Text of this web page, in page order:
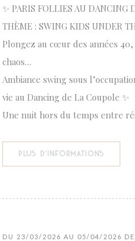
✨ PARIS FOLLIES AU DANCING
THÈME : SWING KIDS UNDER
Plongez au cœur des années
chaos…
Ambiance swing sous
vie au Dancing de La Coupole ✨
Une nuit hors du temps entre
PLUS D'INFORMATIONS
DU 23/03/2026 AU 05/04/2026